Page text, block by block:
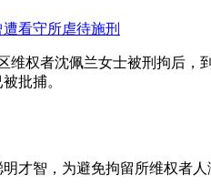
看守所虐待施刑
维权者沈佩兰女士被刑拘后
批捕。
才智，为避免拘留所维权者